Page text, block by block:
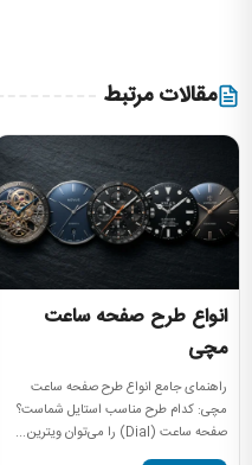
مقالات مرتبط
انواع طرح صفحه ساعت
مچی
راهنمای جامع انواع طرح صفحه ساعت
مچی: کدام طرح مناسب استایل شماست؟
صفحه ساعت (Dial) را می‌توان ویترین...